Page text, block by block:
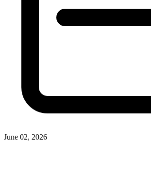
June 02, 2026